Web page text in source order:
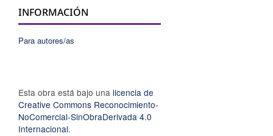
INFORMACIÓN
Para autores/as
Esta obra está bajo una licencia de
Creative Commons Reconocimiento-
NoComercial-SinObraDerivada 4.0
Internacional.